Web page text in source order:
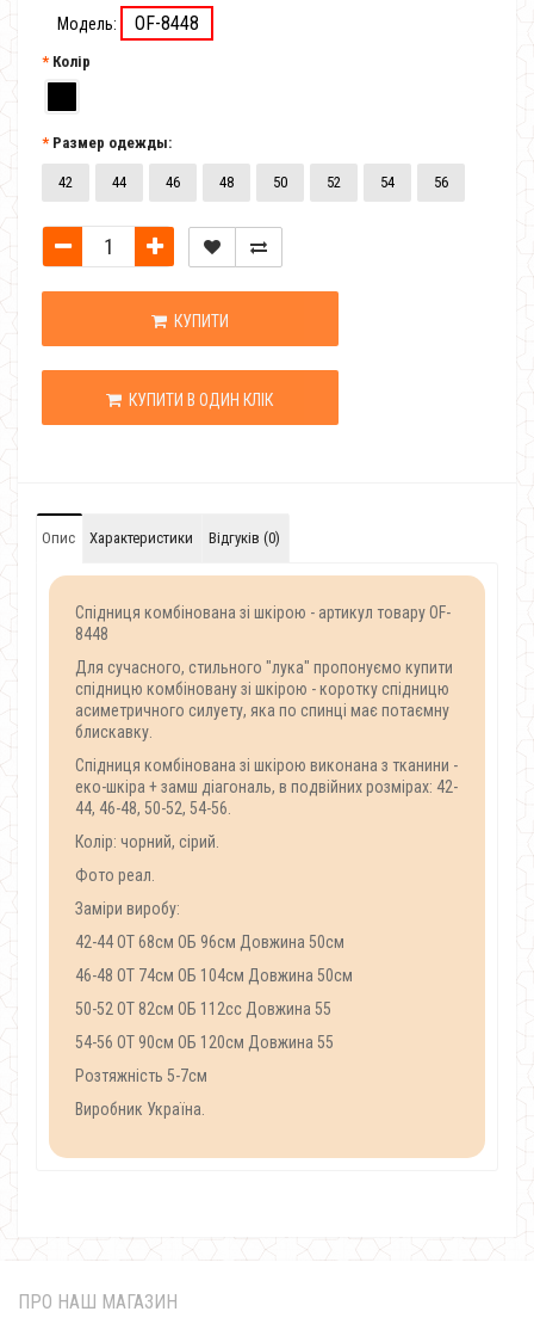
Модель: OF-8448
Колір
Размер одежды:
42 44 46 48 50 52 54 56
КУПИТИ
КУПИТИ В ОДИН КЛІК
Опис Характеристики Відгуків (0)
Спідниця комбінована зі шкірою - артикул товару OF-
8448
Для сучасного, стильного "лука" пропонуємо купити
спідницю комбіновану зі шкірою - коротку спідницю
асиметричного силуету, яка по спинці має потаємну
блискавку.
Спідниця комбінована зі шкірою виконана з тканини -
еко-шкіра + замш діагональ, в подвійних розмірах: 42-
44, 46-48, 50-52, 54-56.
Колір: чорний, сірий.
Фото реал.
Заміри виробу:
42-44 ОТ 68см ОБ 96см Довжина 50см
46-48 ОТ 74см ОБ 104см Довжина 50см
50-52 ОТ 82см ОБ 112сс Довжина 55
54-56 ОТ 90см ОБ 120см Довжина 55
Розтяжність 5-7см
Виробник Україна.
ПРО НАШ МАГАЗИН